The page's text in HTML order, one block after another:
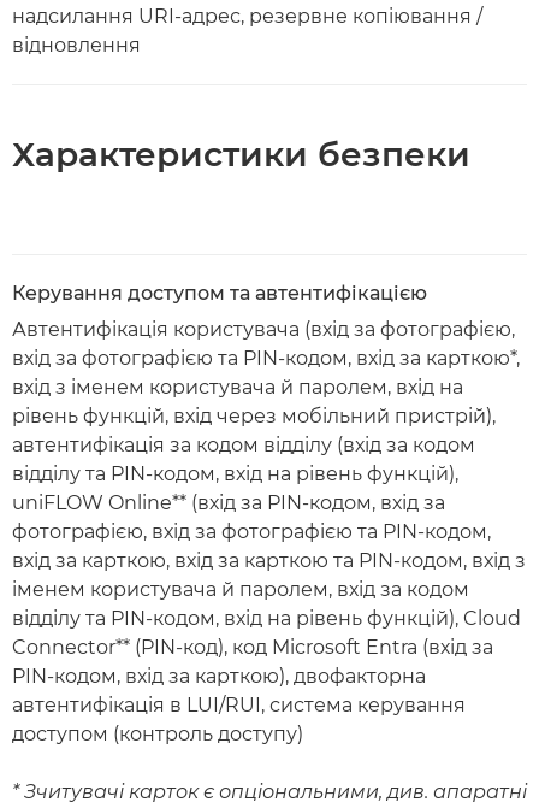
надсилання URI-адрес, резервне копіювання /
відновлення
Характеристики безпеки
Керування доступом та автентифікацією
Автентифікація користувача (вхід за фотографією,
вхід за фотографією та PIN-кодом, вхід за карткою*,
вхід з іменем користувача й паролем, вхід на
рівень функцій, вхід через мобільний пристрій),
автентифікація за кодом відділу (вхід за кодом
відділу та PIN-кодом, вхід на рівень функцій),
uniFLOW Online** (вхід за PIN-кодом, вхід за
фотографією, вхід за фотографією та PIN-кодом,
вхід за карткою, вхід за карткою та PIN-кодом, вхід з
іменем користувача й паролем, вхід за кодом
відділу та PIN-кодом, вхід на рівень функцій), Cloud
Connector** (PIN-код), код Microsoft Entra (вхід за
PIN-кодом, вхід за карткою), двофакторна
автентифікація в LUI/RUI, система керування
доступом (контроль доступу)
* Зчитувачі карток є опціональними, див. апаратні